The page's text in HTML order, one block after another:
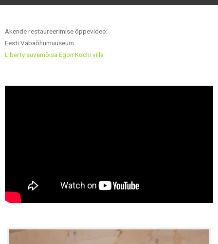
Akende restaureerimise õppevideo:
Eesti Vabaõhumuuseum
Liberty suvemõisa Egon Kochi villa